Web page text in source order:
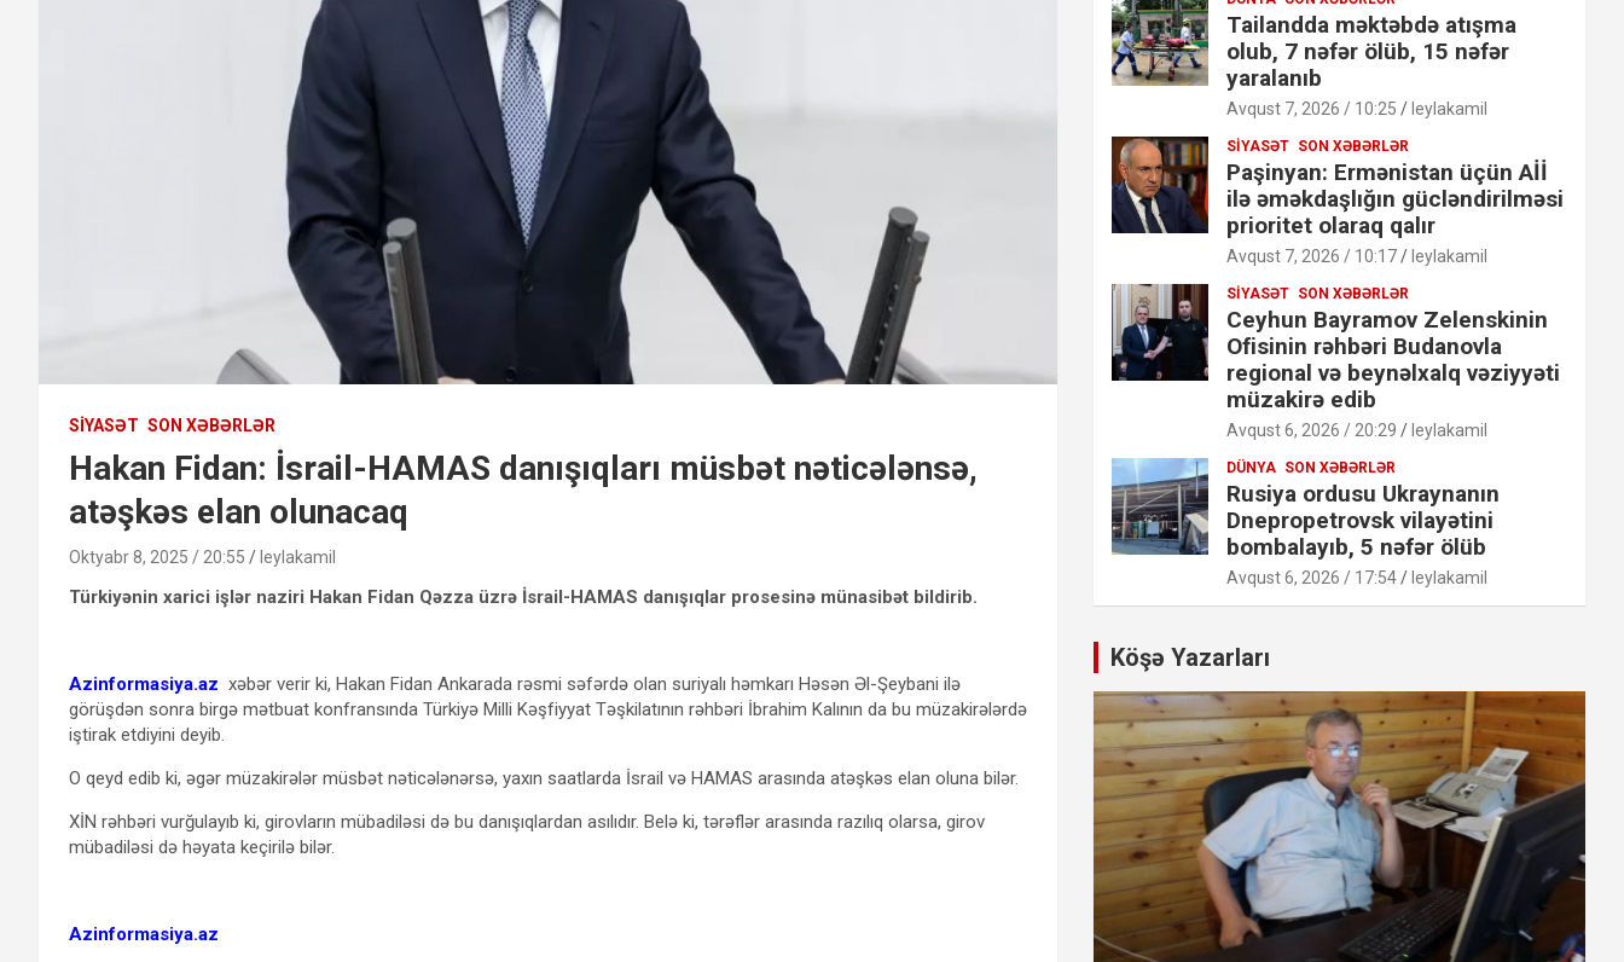
SIYASƏT SON XƏBƏRLƏR
Hakan Fidan: İsrail-HAMAS danışıqları müsbət nəticələnsə,
atəşkəs elan olunacaq
Oktyabr 8, 2025 / 20:55 leylakamil
Türkiyənin xarici işlər naziri Hakan Fidan Qəzza üzrə İsrail-HAMAS danışıqlar prosesinə münasibət bildirib.
Azinformasiya.az xəbər verir ki, Hakan Fidan Ankarada rəsmi səfərdə olan suriyalı həmkarı Həsən Əl-Şeybani ilə
görüşdən sonra birgə mətbuat konfransında Türkiyə Milli Kəşfiyyat Təşkilatının rəhbəri İbrahim Kalının da bu müzakirələrdə
iştirak etdiyini deyib.
O qeyd edib ki, əgər müzakirələr müsbət nəticələnərsə, yaxın saatlarda İsrail və HAMAS arasında atəşkəs elan oluna bilər.
XİN rəhbəri vurğulayıb ki, girovların mübadiləsi də bu danışıqlardan asılıdır. Belə ki, tərəflər arasında razılıq olarsa, girov
mübadiləsi də həyata keçirilə bilər.
Azinformasiya.az
Tailandda məktəbdə atışma
olub, 7 nəfər ölüb, 15 nəfər
yaralanıb
Avqust 7, 2026 / 10:25 leylakamil
SIYASƏT SON XƏBƏRLƏR
Paşinyan: Ermənistan üçün Aİİ
ilə əməkdaşlığın gücləndirilməsi
prioritet olaraq qalır
Avqust 7, 2026 / 10:17 leylakamil
SIYASƏT SON XƏBƏRLƏR
Ceyhun Bayramov Zelenskinin
Ofisinin rəhbəri Budanovla
regional və beynəlxalq vəziyyəti
müzakirə edib
Avqust 6, 2026 / 20:29 leylakamil
DÜNYA SON XƏBƏRLƏR
Rusiya ordusu Ukraynanın
Dnepropetrovsk vilayətini
bombalayıb, 5 nəfər ölüb
Avqust 6, 2026 / 17:54 leylakamil
Köşə Yazarları